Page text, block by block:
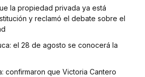
la propiedad privada ya está
y reclamó el debate sobre el
el 28 de agosto se conocerá la
confirmaron que Victoria Cantero